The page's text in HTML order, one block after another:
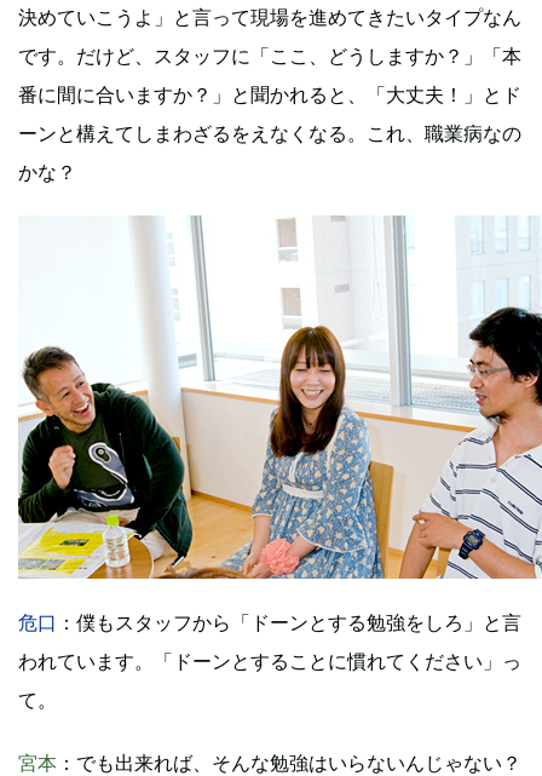
決めていこうよ」と言って現場を進めてきたいタイプなん
です。だけど、スタッフに「ここ、どうしますか？」「本
番に間に合いますか？」と聞かれると、「大丈夫！」とド
ーンと構えてしまわざるをえなくなる。これ、職業病なの
かな？
危口 ：僕もスタッフから「ドーンとする勉強をしろ」と言
われています。「ドーンとすることに慣れてください」っ
て。
宮本 ：でも出来れば、そんな勉強はいらないんじゃない？